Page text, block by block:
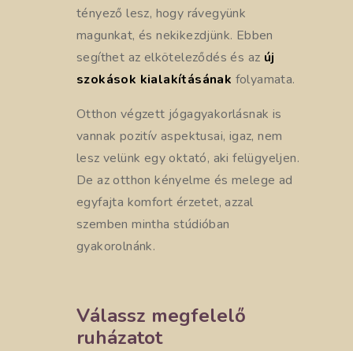
tényező lesz, hogy rávegyünk
magunkat, és nekikezdjünk. Ebben
segíthet az elköteleződés és az új
szokások kialakításának folyamata.
Otthon végzett jógagyakorlásnak is
vannak pozitív aspektusai, igaz, nem
lesz velünk egy oktató, aki felügyeljen.
De az otthon kényelme és melege ad
egyfajta komfort érzetet, azzal
szemben mintha stúdióban
gyakorolnánk.
Válassz megfelelő
ruházatot